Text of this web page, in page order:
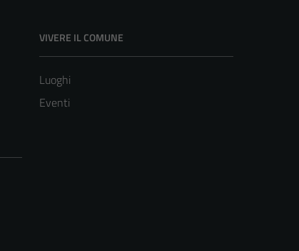
VIVERE IL COMUNE
Luoghi
Eventi